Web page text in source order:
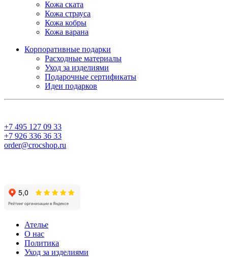
Кожа ската
Кожа страуса
Кожа кобры
Кожа варана
Корпоративные подарки
Расходные материалы
Уход за изделиями
Подарочные сертификаты
Идеи подарков
+7 495 127 09 33
+7 926 336 36 33
order@crocshop.ru
Ателье
О нас
Политика
Уход за изделиями